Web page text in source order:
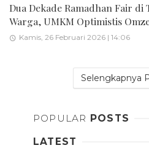
Dua Dekade Ramadhan Fair di
Warga, UMKM Optimistis
Kamis, 26 Februari 2026 | 14:06
Selengkapnya
POPULAR POSTS
LATEST